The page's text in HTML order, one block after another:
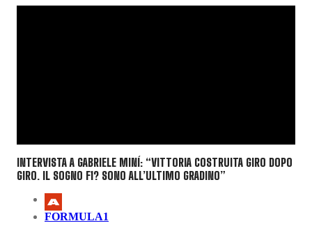
INTERVISTA A GABRIELE MINÍ: “VITTORIA COSTRUITA GIRO DOPO
GIRO. IL SOGNO F1? SONO ALL’ULTIMO GRADINO”
FORMULA1